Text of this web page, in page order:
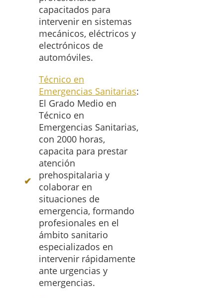
capacitados para
intervenir en sistemas
mecánicos, eléctricos y
electrónicos de
automóviles.
Técnico en
Emergencias Sanitarias:
El Grado Medio en
Técnico en
Emergencias Sanitarias,
con 2000 horas,
capacita para prestar
atención
prehospitalaria y
colaborar en
situaciones de
emergencia, formando
profesionales en el
ámbito sanitario
especializados en
intervenir rápidamente
ante urgencias y
emergencias.